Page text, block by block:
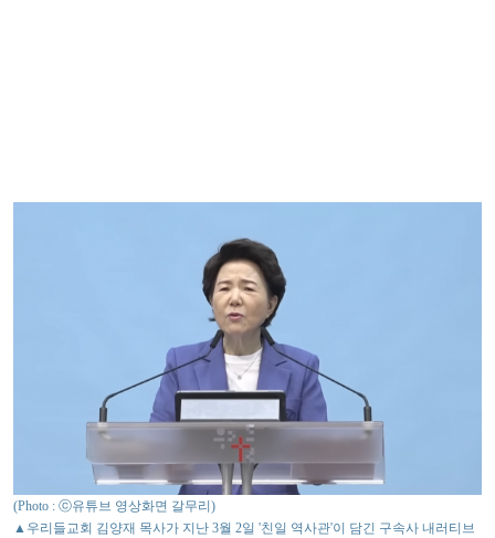
(Photo : ⓒ유튜브 영상화면 갈무리)
▲우리들교회 김양재 목사가 지난 3월 2일 '친일 역사관'이 담긴 구속사 내러티브